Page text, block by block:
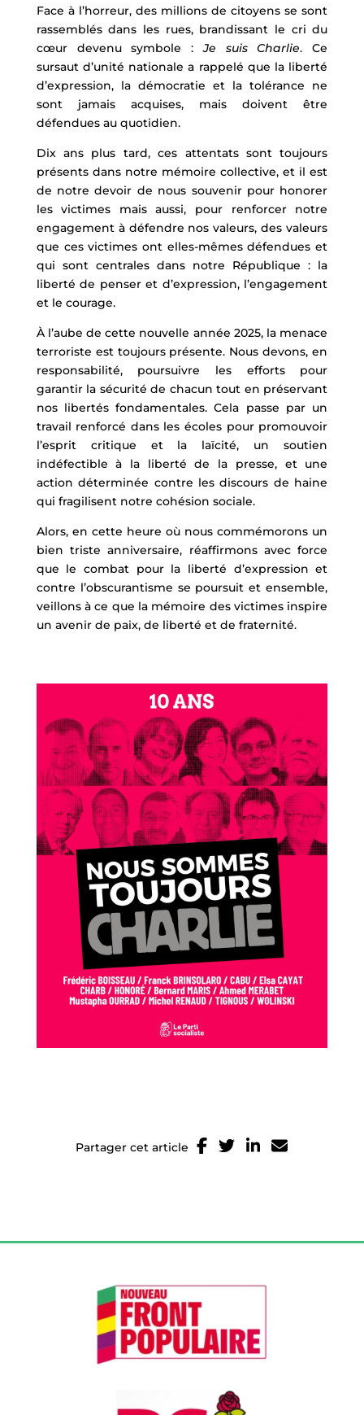
Face à l’horreur, des millions de citoyens se sont
rassemblés dans les rues, brandissant le cri du
cœur devenu symbole :Je suis Charlie. Ce
sursaut d’unité nationale a rappelé que la liberté
d’expression, la démocratie et la tolérance ne
sont jamais acquises, mais doivent être
défendues au quotidien.
Dix ans plus tard, ces attentats sont toujours
présents dans notre mémoire collective, et il est
de notre devoir de nous souvenir pour honorer
les victimes mais aussi, pour renforcer notre
engagement à défendre nos valeurs, des valeurs
que ces victimes ont elles-mêmes défendues et
qui sont centrales dans notre République : la
liberté de penser et d’expression, l’engagement
et le courage.
À l’aube de cette nouvelle année 2025, la menace
terroriste est toujours présente. Nous devons, en
responsabilité, poursuivre les efforts pour
garantir la sécurité de chacun tout en préservant
nos libertés fondamentales. Cela passe par un
travail renforcé dans les écoles pour promouvoir
l’esprit critique et la laïcité, un soutien
indéfectible à la liberté de la presse, et une
action déterminée contre les discours de haine
qui fragilisent notre cohésion sociale.
Alors, en cette heure où nous commémorons un
bien triste anniversaire, réaffirmons avec force
que le combat pour la liberté d’expression et
contre l’obscurantisme se poursuit et ensemble,
veillons à ce que la mémoire des victimes inspire
un avenir de paix, de liberté et de fraternité.
Partager cet article